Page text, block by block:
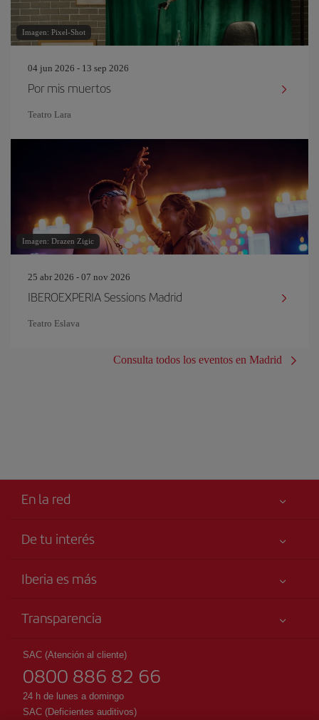
Imagen: Pixel-Shot
04 jun 2026 - 13 sep 2026
Por mis muertos
Teatro Lara
Imagen: Drazen Zigic
25 abr 2026 - 07 nov 2026
IBEROEXPERIA Sessions Madrid
Teatro Eslava
Consulta todos los eventos en Madrid
En la red
De tu interés
Accesibilidad
Mapa del sitio
Sostenibilidad
Iberia es más
Grupo Iberia
Accionistas e Inversores
Nuestras Alianzas
British Airways
Transparencia
Condiciones Generales del Iberia Club
SAC (Atención al cliente)
0800 886 82 66
24 h de lunes a domingo
SAC (Deficientes auditivos)